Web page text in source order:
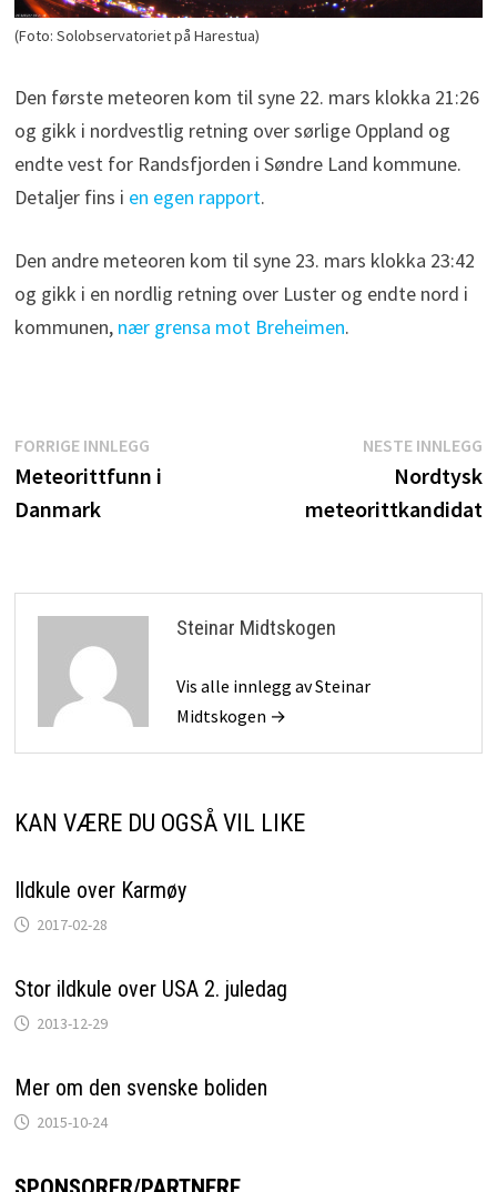
(Foto: Solobservatoriet på Harestua)
Den første meteoren kom til syne 22. mars klokka 21:26
og gikk i nordvestlig retning over sørlige Oppland og
endte vest for Randsfjorden i Søndre Land kommune.
Detaljer fins i en egen rapport.
Den andre meteoren kom til syne 23. mars klokka 23:42
og gikk i en nordlig retning over Luster og endte nord i
kommunen, nær grensa mot Breheimen.
Innleggsnavigasjon
FORRIGE INNLEGGForrige
innlegg:
Meteorittfunn i
Danmark
NESTE INNLEGG
Nordtysk
meteorittkandidat
Steinar Midtskogen
Vis alle innlegg av Steinar
Midtskogen →
KAN VÆRE DU OGSÅ VIL LIKE
Ildkule over Karmøy
2017-02-28
Stor ildkule over USA 2. juledag
2013-12-29
Mer om den svenske boliden
2015-10-24